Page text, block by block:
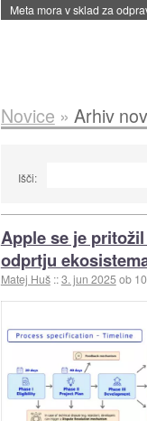
Meta mora v sklad za
Novice » Arhiv
Išči:
Apple se je
odprtju
Matej Huš ::3. jun 2025ob